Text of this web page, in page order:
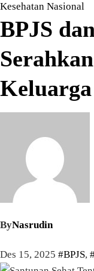
Kesehatan Nasional
BPJS
ByNasrudin
Des 15, 2025 #BPJS,